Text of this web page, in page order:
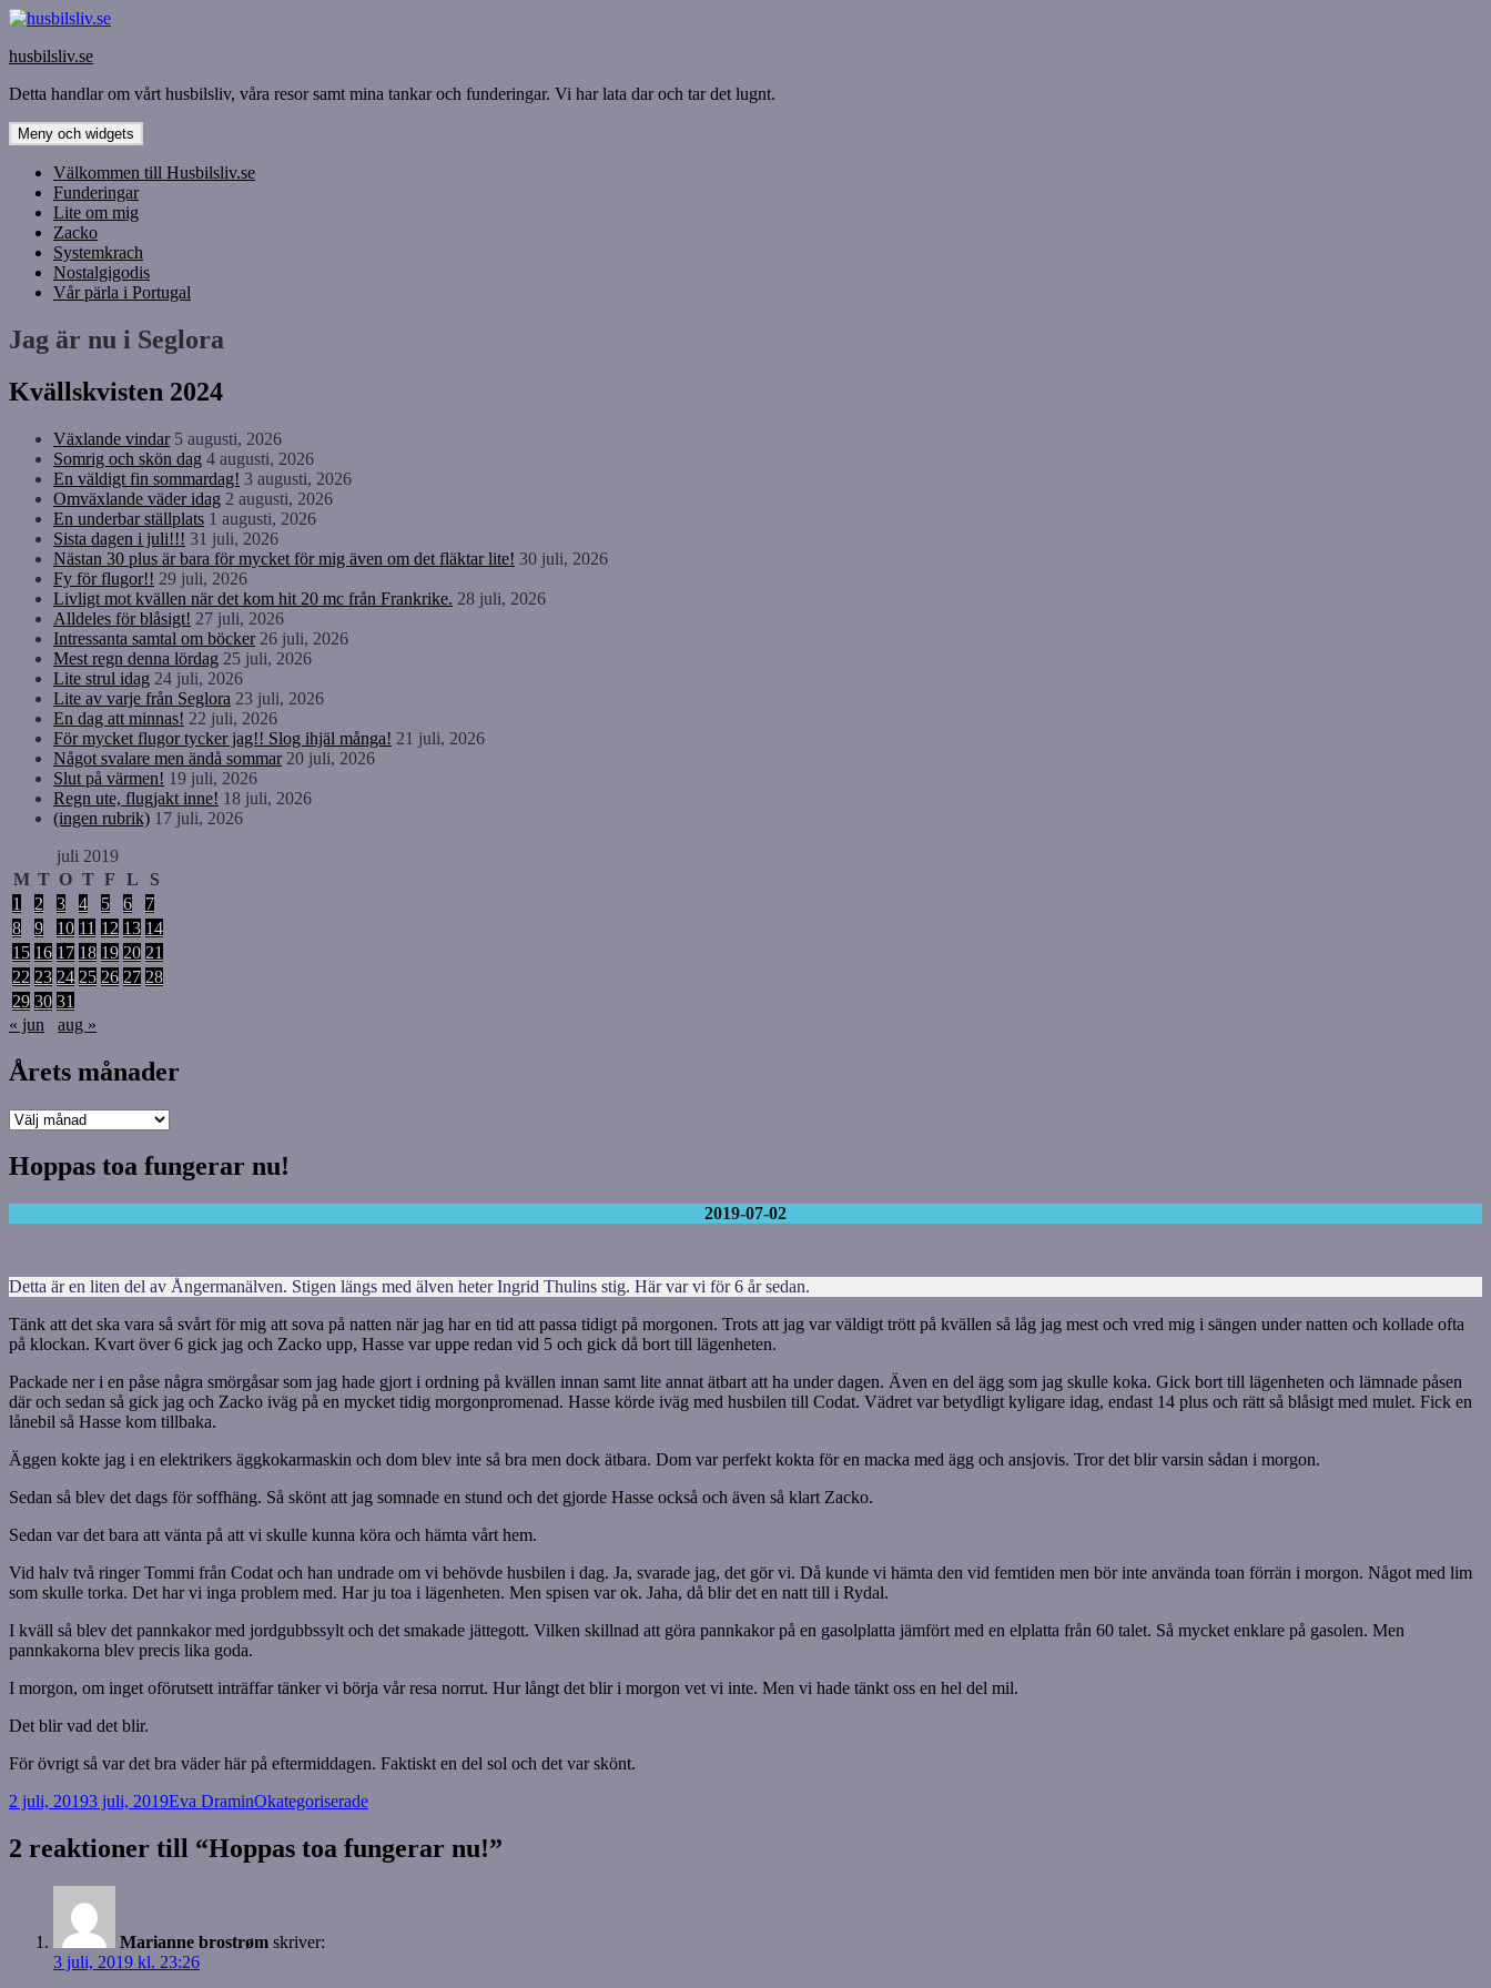
Hoppa
innehåll
husbilsliv.se
Detta handlar om vårt husbilsliv, våra resor samt mina tankar och funderingar. Vi har lata dar och tar det lugnt.
Meny och widgets
Välkommen till Husbilsliv.se
Funderingar
Lite om mig
Zacko
Systemkrach
Nostalgigodis
Vår pärla i Portugal
Jag är nu i Seglora
Kvällskvisten 2024
Växlande vindar 5 augusti, 2026
Somrig och skön dag 4 augusti, 2026
En väldigt fin sommardag! 3 augusti, 2026
Omväxlande väder idag 2 augusti, 2026
En underbar ställplats 1 augusti, 2026
Sista dagen i juli!!! 31 juli, 2026
Nästan 30 plus är bara för mycket för mig även om det fläktar lite! 30 juli, 2026
Fy för flugor!! 29 juli, 2026
Livligt mot kvällen när det kom hit 20 mc från Frankrike. 28 juli, 2026
Alldeles för blåsigt! 27 juli, 2026
Intressanta samtal om böcker 26 juli, 2026
Mest regn denna lördag 25 juli, 2026
Lite strul idag 24 juli, 2026
Lite av varje från Seglora 23 juli, 2026
En dag att minnas! 22 juli, 2026
För mycket flugor tycker jag!! Slog ihjäl många! 21 juli, 2026
Något svalare men ändå sommar 20 juli, 2026
Slut på värmen! 19 juli, 2026
Regn ute, flugjakt inne! 18 juli, 2026
(ingen rubrik) 17 juli, 2026
juli 2019
M T O T F L
S
1
2 3 4 5 6
7
8
9 10 11 12 13 14
15 16 17 18 19 20 21
22 23 24 25 26 27 28
29 30 31
« jun
aug »
Årets månader
Årets
Hoppas toa fungerar nu!
2019-07-02
Detta är en liten del av Ångermanälven. Stigen längs med älven heter Ingrid Thulins stig. Här var vi för 6 år sedan.
Tänk att det ska vara så svårt för mig att sova på natten när jag har en tid att passa tidigt på morgonen. Trots att jag var väldigt trött på kvällen så låg jag mest och vred mig i sängen under natten och kollade ofta
på klockan. Kvart över 6 gick jag och Zacko upp, Hasse var uppe redan vid 5 och gick då bort till lägenheten.
Packade ner i en påse några smörgåsar som jag hade gjort i ordning på kvällen innan samt lite annat ätbart att ha under dagen. Även en del ägg som jag skulle koka. Gick bort till lägenheten och lämnade påsen
där och sedan så gick jag och Zacko iväg på en mycket tidig morgonpromenad. Hasse körde iväg med husbilen till Codat. Vädret var betydligt kyligare idag, endast 14 plus och rätt så blåsigt med mulet. Fick en
lånebil så Hasse kom tillbaka.
Äggen kokte jag i en elektrikers äggkokarmaskin och dom blev inte så bra men dock ätbara. Dom var perfekt kokta för en macka med ägg och ansjovis. Tror det blir varsin sådan i morgon.
Sedan så blev det dags för soffhäng. Så skönt att jag somnade en stund och det gjorde Hasse också och även så klart Zacko.
Sedan var det bara att vänta på att vi skulle kunna köra och hämta vårt hem.
Vid halv två ringer Tommi från Codat och han undrade om vi behövde husbilen i dag. Ja, svarade jag, det gör vi. Då kunde vi hämta den vid femtiden men bör inte använda toan förrän i morgon. Något med lim
som skulle torka. Det har vi inga problem med. Har ju toa i lägenheten. Men spisen var ok. Jaha, då blir det en natt till i Rydal.
I kväll så blev det pannkakor med jordgubbssylt och det smakade jättegott. Vilken skillnad att göra pannkakor på en gasolplatta jämfört med en elplatta från 60 talet. Så mycket enklare på gasolen. Men
pannkakorna blev precis lika goda.
I morgon, om inget oförutsett inträffar tänker vi börja vår resa norrut. Hur långt det blir i morgon vet vi inte. Men vi hade tänkt oss en hel del mil.
Det blir vad det blir.
För övrigt så var det bra väder här på eftermiddagen. Faktiskt en del sol och det var skönt.
Postat
2 juli, 20193 juli, 2019Författare
Eva DraminKategorier
Okategoriserade
2 reaktioner till “Hoppas toa fungerar nu!”
Marianne brostrøm skriver:
3 juli, 2019 kl. 23:26